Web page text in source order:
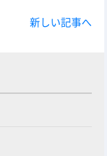
新しい記事へ